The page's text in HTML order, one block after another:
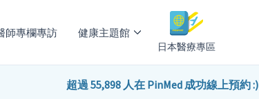
師專欄專訪 健康主題館
日本醫療專區
超過 55,898 人在 PinMed 成功線上預約 :)